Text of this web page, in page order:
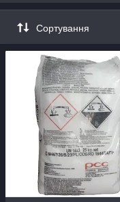
Можливість
Києві,
Сортування